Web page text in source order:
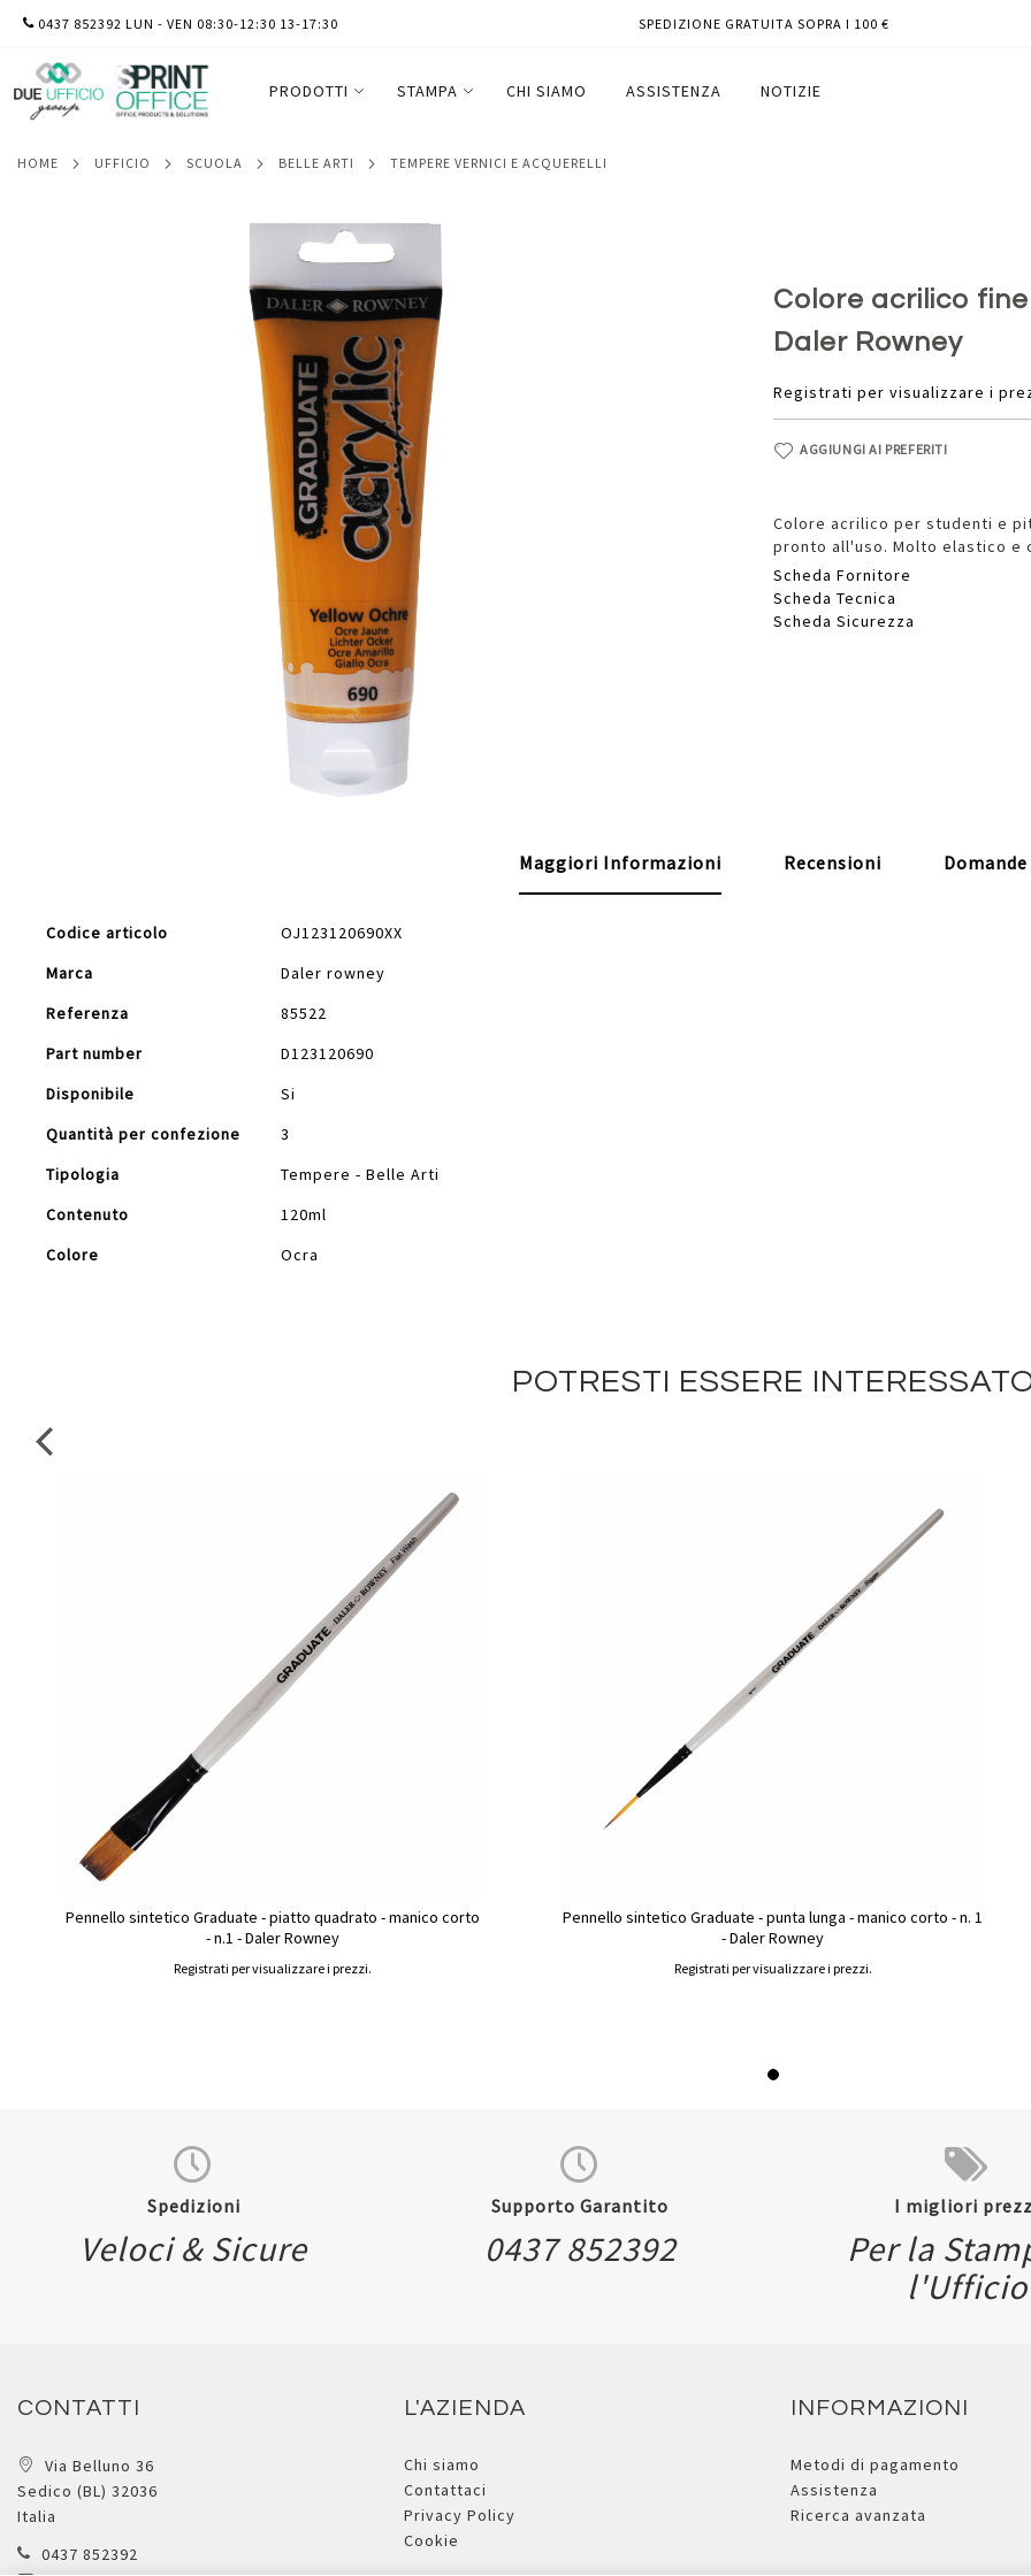
SALTA
CONTENUTO
0437 852392 LUN - VEN 08:30-12:30 13-17:30 SPEDIZIONE GRATUITA SOPRA I 100 €
PRODOTTI STAMPA CHI SIAMO ASSISTENZA NOTIZIE
HOME UFFICIO SCUOLA BELLE ARTI TEMPERE VERNICI E ACQUERELLI
Colore acrilico
Daler Rowney
Registrati per visualizzare i
AGGIUNGI AI PREFERITI
Colore acrilico per studenti e
pronto all'uso. Molto elastico e
Scheda Fornitore
Scheda Tecnica
Scheda Sicurezza
immagini
Maggiori Informazioni
Maggiori
Codice articolo
OJ123120690XX
Marca
Daler rowney
Referenza
85522
Part number
D123120690
Disponibile
Si
Quantità per confezione
3
Tipologia
Tempere - Belle Arti
Contenuto
120ml
Colore
Ocra
Recensioni Domande
POTRESTI ESSERE
Pennello sintetico Graduate - piatto quadrato - manico corto
- n.1 - Daler Rowney
Registrati per visualizzare i prezzi.
Pennello sintetico Graduate - punta lunga - manico corto - n. 1
- Daler Rowney
Registrati per visualizzare i prezzi.
Spedizioni
Veloci & Sicure
Supporto Garantito
0437 852392
I migliori
Per la
l'Ufficio
CONTATTI
Via Belluno 36
Sedico (BL) 32036
Italia
0437 852392
L'AZIENDA
Chi siamo
Contattaci
Privacy Policy
Cookie
INFORMAZIONI
Metodi di pagamento
Assistenza
Ricerca avanzata